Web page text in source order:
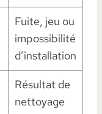
Fuite, jeu ou
impossibilité
d’installation
Résultat de
nettoyage